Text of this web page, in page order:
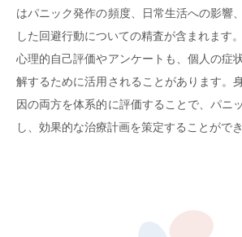
はパニック発作の頻度、日常生活への影響
した回避行動についての精査が含まれます。
心理的自己評価やアンケートも、個人の症
解するために活用されることがあります。
因の両方を体系的に評価することで、パニ
し、効果的な治療計画を策定することができ